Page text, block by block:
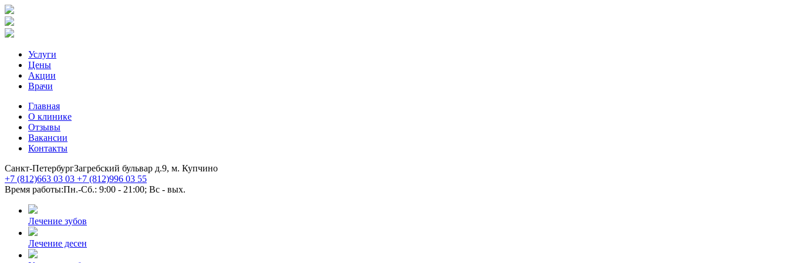
Услуги
Цены
Акции
Врачи
Главная
О клинике
Отзывы
Вакансии
Контакты
Санкт-ПетербургЗагребский бульвар д.9, м. Купчино
+7 (812)663 03 03 +7 (812)996 03 55
Время работы:Пн.-Сб.: 9:00 - 21:00; Вс - вых.
Лечение зубов
Лечение десен